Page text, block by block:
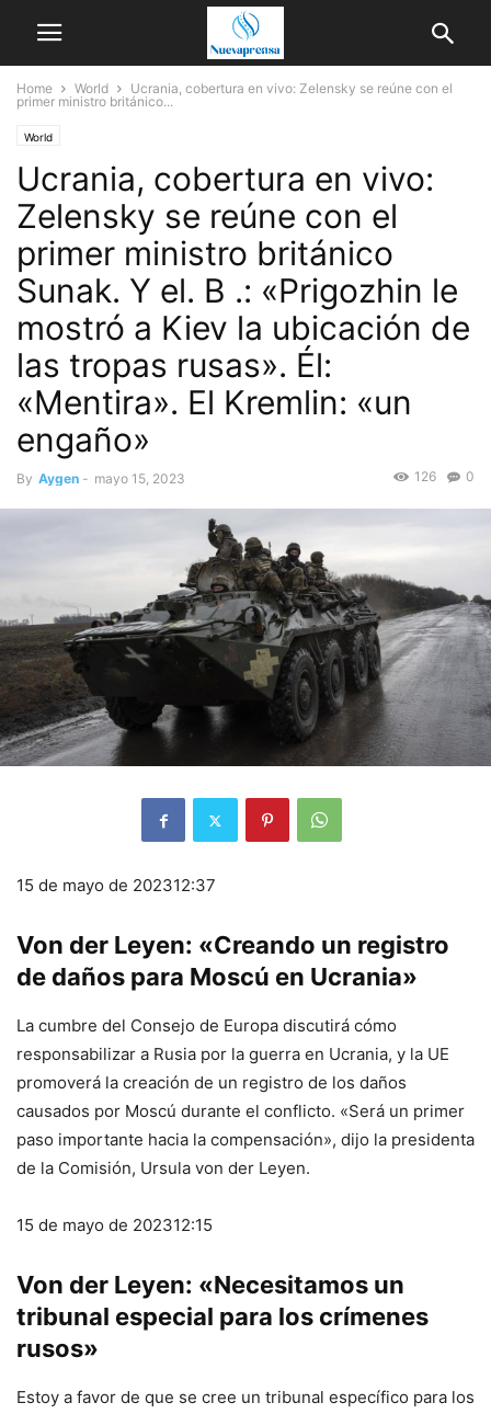
Home World
Ucrania, cobertura en vivo: Zelensky se reúne con el
primer ministro británico...
World
Ucrania, cobertura en vivo:
Zelensky se reúne con el
primer ministro británico
Sunak. Y el. B .: «Prigozhin le
mostró a Kiev la ubicación de
las tropas rusas». Él:
«Mentira». El Kremlin: «un
engaño»
By Aygen - mayo 15, 2023 0
126
15 de mayo de 202312:37
Von der Leyen: «Creando un registro
de daños para Moscú en Ucrania»
La cumbre del Consejo de Europa discutirá cómo
responsabilizar a Rusia por la guerra en Ucrania, y la UE
promoverá la creación de un registro de los daños
causados ​​por Moscú durante el conflicto. «Será un primer
paso importante hacia la compensación», dijo la presidenta
de la Comisión, Ursula von der Leyen.
15 de mayo de 202312:15
Von der Leyen: «Necesitamos un
tribunal especial para los crímenes
rusos»
Estoy a favor de que se cree un tribunal específico para los